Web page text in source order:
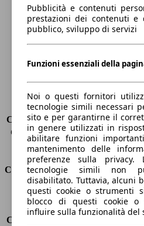
Lunghezza
Altezza
Larghezza
Passo
-
Carico massimo
-
Porte
5
Sedili
5
Carico sul tetto
-
Capacità di traino (senza freni) -
Capacità di traino (con freni)
Volume del bagagliaio
Consumi
Emissioni di CO2*
111 g/km
Consumo (urbano)
6.0 l/
Consumo (extra-urbano)
Pubblicità e contenuti
prestazioni dei contenuti e
pubblico, sviluppo di servizi
Funzioni essenziali della
Noi o questi fornitori
tecnologie simili necessari
sito e per garantirne il
in genere utilizzati in
abilitare funzioni
mantenimento delle
preferenze sulla
tecnologie simili non
disabilitato. Tuttavia, alcuni
questi cookie o strumenti
blocco di questi cookie
influire sulla funzionalità del